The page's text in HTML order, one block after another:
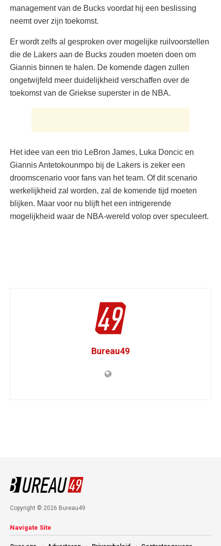
management van de Bucks voordat hij een beslissing
neemt over zijn toekomst.
Er wordt zelfs al gesproken over mogelijke ruilvoorstellen
die de Lakers aan de Bucks zouden moeten doen om
Giannis binnen te halen. De komende dagen zullen
ongetwijfeld meer duidelijkheid verschaffen over de
toekomst van de Griekse superster in de NBA.
Het idee van een trio LeBron James, Luka Doncic en
Giannis Antetokounmpo bij de Lakers is zeker een
droomscenario voor fans van het team. Of dit scenario
werkelijkheid zal worden, zal de komende tijd moeten
blijken. Maar voor nu blijft het een intrigerende
mogelijkheid waar de NBA-wereld volop over speculeert.
Bureau49
Copyright © 2026 Bureau49
Navigate Site